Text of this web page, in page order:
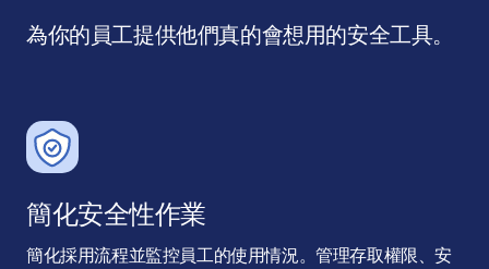
為你的員工提供他們真的會想用的安全工具。
簡化安全性作業
簡化採用流程並監控員工的使用情況。管理存取權限、安